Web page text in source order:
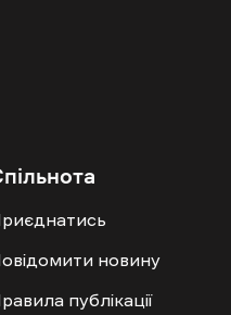
новину
публікації